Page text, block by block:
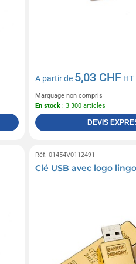
A partir de 5,03 CHF HT
Marquage non compris
En stock: 3 300 articles
DEVIS
Réf. 01454V0112491
Clé USB avec logo